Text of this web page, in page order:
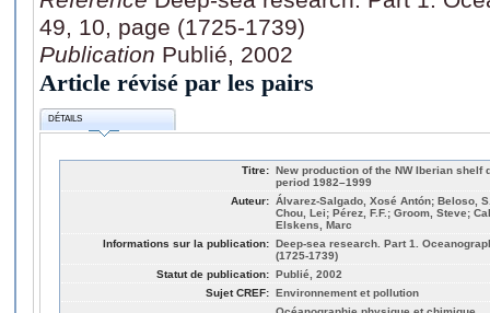
49, 10, page (1725-1739)
Publication Publié, 2002
Article révisé par les pairs
DÉTAILS
Titre: New production of the NW Iberian
period 1982–1999
Auteur: Álvarez-Salgado, Xosé Antón; Beloso,
Chou, Lei; Pérez, F.F.; Groom, Steve;
Elskens, Marc
Informations sur la publication: Deep-sea research. Part 1.
(1725-1739)
Statut de publication: Publié, 2002
Sujet CREF: Environnement et pollution